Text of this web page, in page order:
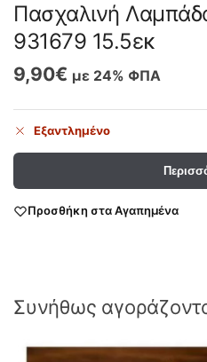
Πασχαλινή
931679 15.5εκ
9,90€ με 24% ΦΠΑ
Εξαντλημένο
Προσθήκη στα Αγαπημένα
Συνήθως